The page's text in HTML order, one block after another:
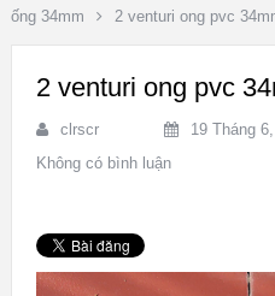
ống 34mm
2 venturi ong pvc
2 venturi ong pvc
clrscr
19 Tháng
Không có bình luận